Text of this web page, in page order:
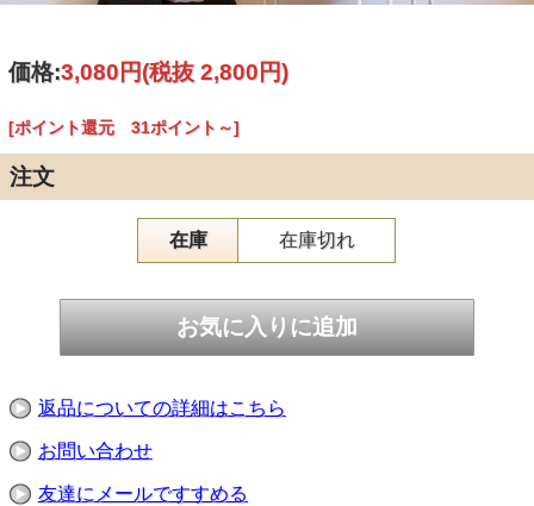
価格:3,080円(税抜 2,800円)
[ポイント還元 31ポイント～]
注文
在庫 在庫切れ
返品についての詳細はこちら
お問い合わせ
友達にメールですすめる